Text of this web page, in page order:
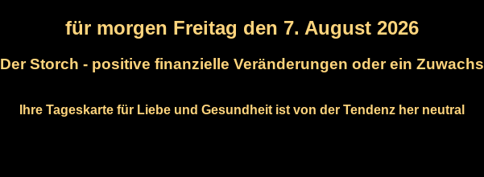
für morgen Freitag den 7. August 2026
Der Storch - positive finanzielle Veränderungen oder ein Zuwachs
Ihre Tageskarte für Liebe und Gesundheit ist von der Tendenz her neutral